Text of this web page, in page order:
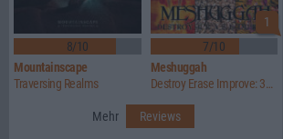
8/10
Mountainscape
Traversing Realms
1
7/10
Meshuggah
Destroy Erase Improve: 30th Anniversary Edition
Mehr Reviews